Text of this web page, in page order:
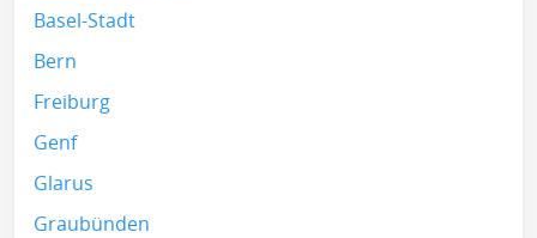
Basel-Stadt
Bern
Freiburg
Genf
Glarus
Graubünden